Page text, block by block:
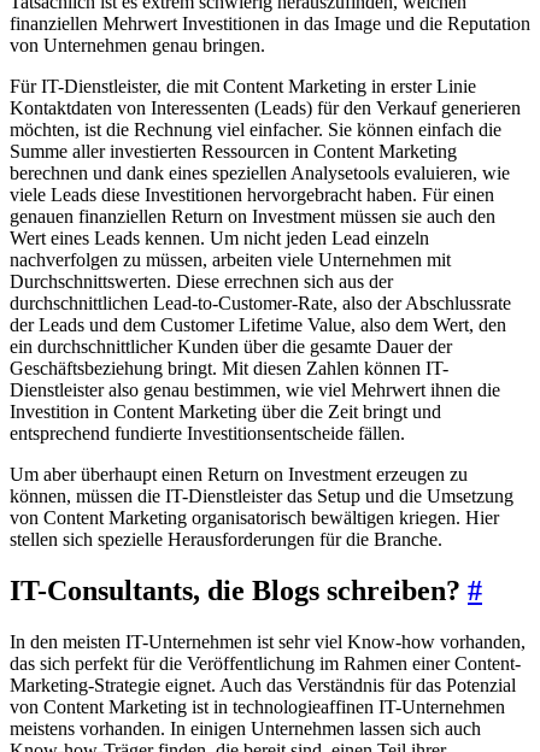
finanziellen Mehrwert Investitionen in das Image und die Reputation
von Unternehmen genau bringen.
Für IT-Dienstleister, die mit Content Marketing in erster Linie
Kontaktdaten von Interessenten (Leads) für den Verkauf generieren
möchten, ist die Rechnung viel einfacher. Sie können einfach die
Summe aller investierten Ressourcen in Content Marketing
berechnen und dank eines speziellen Analysetools evaluieren, wie
viele Leads diese Investitionen hervorgebracht haben. Für einen
genauen finanziellen Return on Investment müssen sie auch den
Wert eines Leads kennen. Um nicht jeden Lead einzeln
nachverfolgen zu müssen, arbeiten viele Unternehmen mit
Durchschnittswerten. Diese errechnen sich aus der
durchschnittlichen Lead-to-Customer-Rate, also der Abschlussrate
der Leads und dem Customer Lifetime Value, also dem Wert, den
ein durchschnittlicher Kunden über die gesamte Dauer der
Geschäftsbeziehung bringt. Mit diesen Zahlen können IT-
Dienstleister also genau bestimmen, wie viel Mehrwert ihnen die
Investition in Content Marketing über die Zeit bringt und
entsprechend fundierte Investitionsentscheide fällen.
Um aber überhaupt einen Return on Investment erzeugen zu
können, müssen die IT-Dienstleister das Setup und die Umsetzung
von Content Marketing organisatorisch bewältigen kriegen. Hier
stellen sich spezielle Herausforderungen für die Branche.
IT-Consultants, die Blogs schreiben? #
In den meisten IT-Unternehmen ist sehr viel Know-how vorhanden,
das sich perfekt für die Veröffentlichung im Rahmen einer Content-
Marketing-Strategie eignet. Auch das Verständnis für das Potenzial
von Content Marketing ist in technologieaffinen IT-Unternehmen
meistens vorhanden. In einigen Unternehmen lassen sich auch